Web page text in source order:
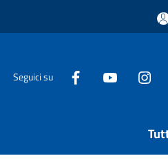
Seguici su